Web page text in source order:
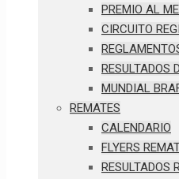
PREMIO AL
CIRCUITO
RESULTADOS
MUNDIAL
REMATES
CALENDARIO
FLYERS
RESULTADOS